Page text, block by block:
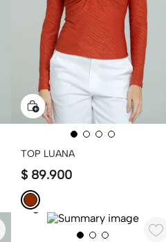
TOP LUANA
$ 89.900